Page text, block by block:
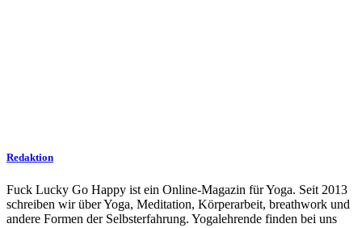
Redaktion
Fuck Lucky Go Happy ist ein Online-Magazin für Yoga. Seit 2013
schreiben wir über Yoga, Meditation, Körperarbeit, breathwork und
andere Formen der Selbsterfahrung. Yogalehrende finden bei uns